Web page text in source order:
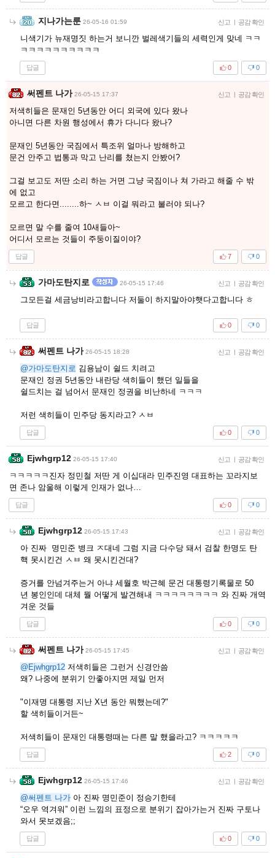
지나가는룬 26-05-16 01:59 신고 | 공감 확인
니색기가 뉴재명짓 하는거 보니깐 벌레색기들의 세력인게 맞네 ㅋㅋ
ㅋㅋㅋㅋㅋㅋㅋㅋㅋㅋ
답글 0
0
써펜트 나가 26-05-15 17:37 신고 | 공감 확인
저색히들은 문재인 5년동안 어디 외국에 있다 왔나
아니면 다른 차원 행성에서 휴가 다니다 왔나?
문재인 5년동안 국짐에서 특조위 얼마나 방해하고
문건 안주고 법통과 막고 난리를 쳤는지 안봤어?
그걸 보고도 저딴 소리 하는 거면 그냥 국짐이나 쳐 가라고 해줄 수 밖
에 없고
모르고 한다면........하~ ㅅㅂ 이걸 뭐라고 불러야 되나?
모르면 말 수를 줄여 10새들아~
어디서 모르는 것들이 주둥이질이야?
답글 0
7
가마도탄지로 26-05-15 17:46 신고 | 공감 확인
그모든걸 세금낭비라고합니다 저둘이 하지말아야햇다고합니다 ㅎ
답글 0
0
써펜트 나가 26-05-15 18:28 신고 | 공감 확인
@가마도탄지로 김용남이 쉴드 치려고
문재인 정권 5년동안 내란당 색히들이 했던 일들을
쉴드치는 걸 넘어서 문재인 정권을 비난하네 ㅋㅋㅋ
저런 색히들이 민주당 동지라고? ㅅㅂ
답글 0
0
Ejwhgrp12 26-05-15 17:40 신고 | 공감 확인
ㅋㅋㅋㅋㅋ진자 정민철 저딴 게 이십대라 민주진영 대표하는 꼬라지보
면 존나 암울해 이렇게 인재가 없나…
답글 0
0
Ejwhgrp12 26-05-15 17:43 신고 | 공감 확인
아 진짜 명민준 병크 ㅈ대네 그럼 지금 다수당 돼서 검찰 한명도 탄
핵 못시킨건 ㅅㅂ 왜 못시킨건대?
증거를 안넘겨주는거 아냐 세월호 박근혜 문건 대통령기록물로 50
년 봉인인데 대체 뭘 어떻게 발견해내 ㅋㅋㅋㅋㅋㅋㅋㅋ 와 진짜 개역
겨운 것들
답글 0
0
써펜트 나가 26-05-15 17:45 신고 | 공감 확인
@Ejwhgrp12 저색히들은 그런거 신경안씀
왜? 나중에 분위기 안좋아지면 제일 먼저
"이재명 대통령 지난 X년 동안 뭐했는데?"
할 색히들이거든~
저색히들이 문재인 대통령때는 다른 말 했을라고? ㅋㅋㅋㅋㅋ
답글 0
2
Ejwhgrp12 26-05-15 17:46 신고 | 공감 확인
@써펜트 나가 아 진짜 명민준이 정승기한테
“오우 역겨워” 이런 느낌의 표정으로 분위기 잡아가는거 진짜 구토나
와서 못보겠음;;
답글 0
0